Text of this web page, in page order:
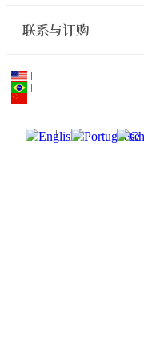
联系与订购